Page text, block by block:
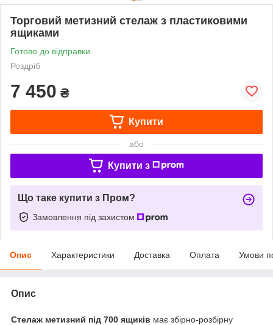
Торговий метизний стелаж з пластиковими
ящиками
Готово до відправки
Роздріб
7 450 ₴
Купити
або
Купити з
Що таке купити з Пром?
Замовлення під захистом
Опис Характеристики Доставка Оплата Умови
Опис
Стелаж метизний під 700 ящиків має збірно-розбірну